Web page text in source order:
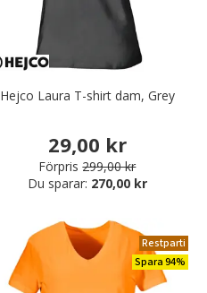
Hejco Laura T-shirt dam, Grey
29,00 kr
Förpris 299,00 kr
Du sparar: 270,00 kr
Restparti
Spara 94%